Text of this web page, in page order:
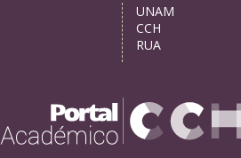
UNAM
CCH
RUA